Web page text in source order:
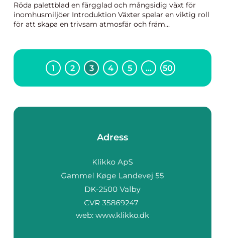
Röda palettblad en färgglad och mångsidig växt för
inomhusmiljöer Introduktion Växter spelar en viktig roll
för att skapa en trivsam atmosfär och främ...
1 2 3 4 5 … 50
Adress
web: www.klikko.dk